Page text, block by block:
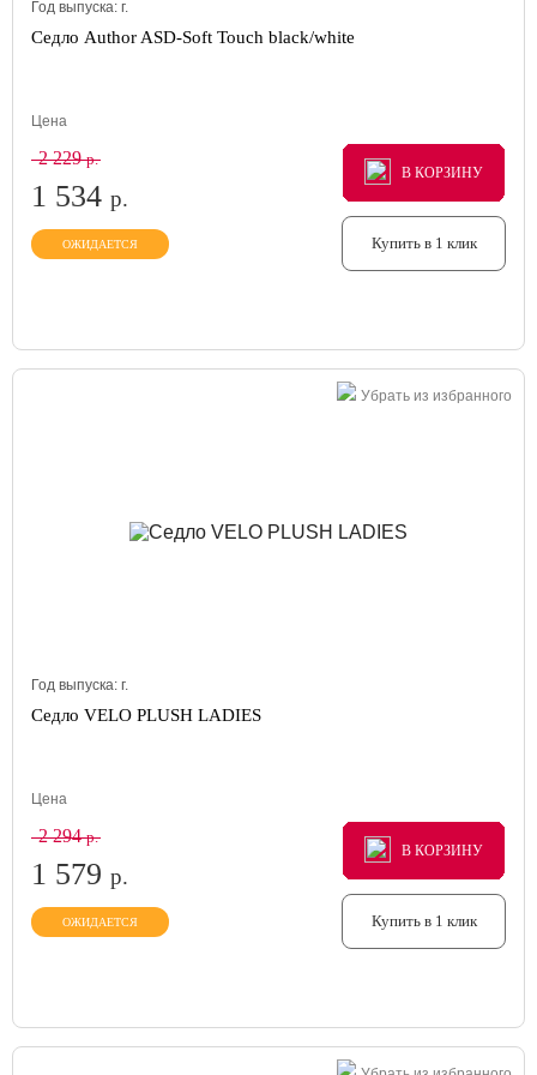
Год выпуска: г.
Седло Author ASD-Soft Touch black/white
Цена
2 229р.
1 534 р.
ОЖИДАЕТСЯ
В КОРЗИНУ
В КОРЗИНУ
В КОРЗИНУ
Купить в 1 клик
Убрать из избранного
Год выпуска: г.
Седло VELO PLUSH LADIES
Цена
2 294р.
1 579 р.
ОЖИДАЕТСЯ
В КОРЗИНУ
В КОРЗИНУ
В КОРЗИНУ
Купить в 1 клик